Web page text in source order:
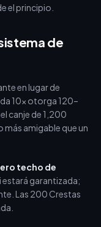
el principio.
de
en lugar de
10x otorga 120–
canje de 1,200
más amigable que un
techo de
estará garantizada;
Las 200 Crestas